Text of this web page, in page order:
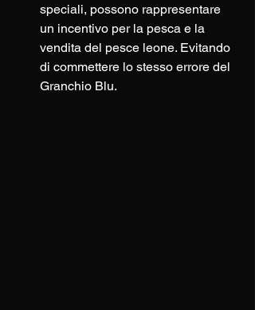
speciali, possono rappresentare
un incentivo per la pesca e la
vendita del pesce leone. Evitando
di commettere lo stesso errore del
Granchio Blu.